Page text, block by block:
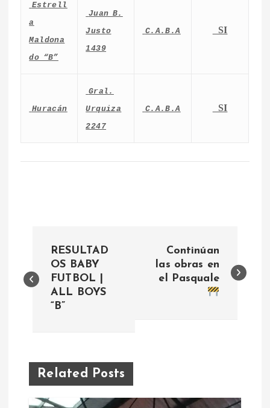
Estrell
a
Maldona
do “B”
Juan B.
Justo
1439
C.A.B.A SI
Huracán
Gral.
Urquiza
2247
C.A.B.A SI
a
g
a
RESULTAD
OS BABY
FUTBOL |
ALL BOYS
“B”
Continúan
las obras en
el Pasquale
Related Posts